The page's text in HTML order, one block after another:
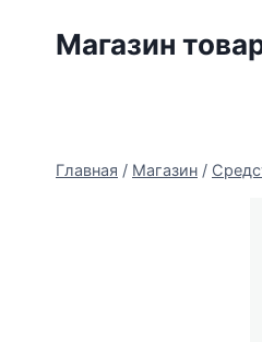
Магазин
Главная / Магазин /